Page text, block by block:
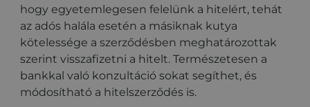
hogy egyetemlegesen felelünk a hitelért, tehát
az adós halála esetén a másiknak kutya
kötelessége a szerződésben meghatározottak
szerint visszafizetni a hitelt. Természetesen a
bankkal való konzultáció sokat segíthet, és
módosítható a hitelszerződés is.